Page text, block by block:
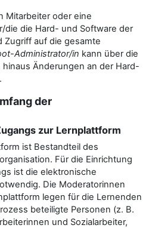
Mitarbeiter oder eine
die die Hard- und Software der
Zugriff auf die gesamte
Administrator/in kann über die
hinaus Änderungen an der Hard-
der
zur Lernplattform
ist Bestandteil des
Für die Einrichtung
ist die elektronische
Die Moderatorinnen
legen für die Lernenden
beteiligte Personen (z. B.
und Sozialarbeiter,